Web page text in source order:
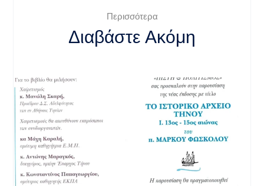
Περισσότερα
Διαβάστε Ακόμη